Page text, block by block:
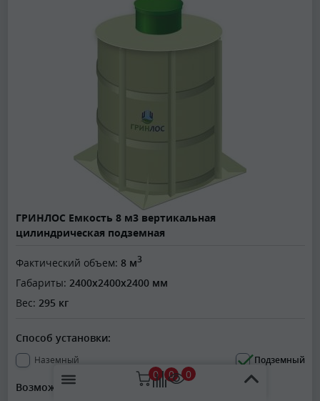
0 0 0
ГРИНЛОС Емкость 8 м3 вертикальная
цилиндрическая подземная
Фактический объем: 8 м3
Габариты: 2400x2400x2400 мм
Вес: 295 кг
Способ установки:
Наземный Подземный
Возможность установки лестницы: